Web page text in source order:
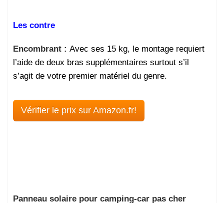
Les contre
Encombrant : Avec ses 15 kg, le montage requiert
l’aide de deux bras supplémentaires surtout s’il
s’agit de votre premier matériel du genre.
Vérifier le prix sur Amazon.fr!
Panneau solaire pour camping-car pas cher